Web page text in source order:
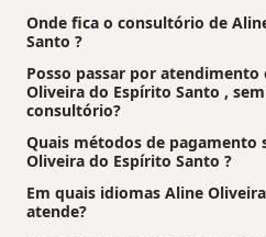
Onde fica o consultório de
Santo ?
Posso passar por
Oliveira do Espírito Santo ,
consultório?
Quais métodos de pagamento
Oliveira do Espírito Santo ?
Em quais idiomas Aline
atende?